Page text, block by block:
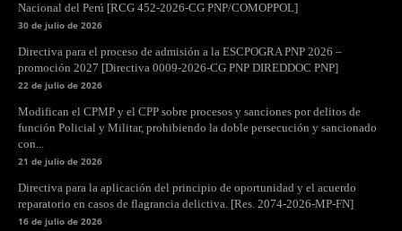
Nacional del Perú [RCG 452-2026-CG PNP/COMOPPOL]
30 de julio de 2026
Directiva para el proceso de admisión a la ESCPOGRA PNP 2026 –
promoción 2027 [Directiva 0009-2026-CG PNP DIREDDOC PNP]
22 de julio de 2026
Modifican el CPMP y el CPP sobre procesos y sanciones por delitos de
función Policial y Militar, prohibiendo la doble persecución y sancionado
con...
21 de julio de 2026
Directiva para la aplicación del principio de oportunidad y el acuerdo
reparatorio en casos de flagrancia delictiva. [Res. 2074-2026-MP-FN]
16 de julio de 2026